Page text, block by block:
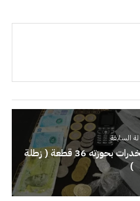
السابقة
المنيهلة : الإطاحة بمروج مخدرات بحوزته 36 قطعة ( زطلة
)